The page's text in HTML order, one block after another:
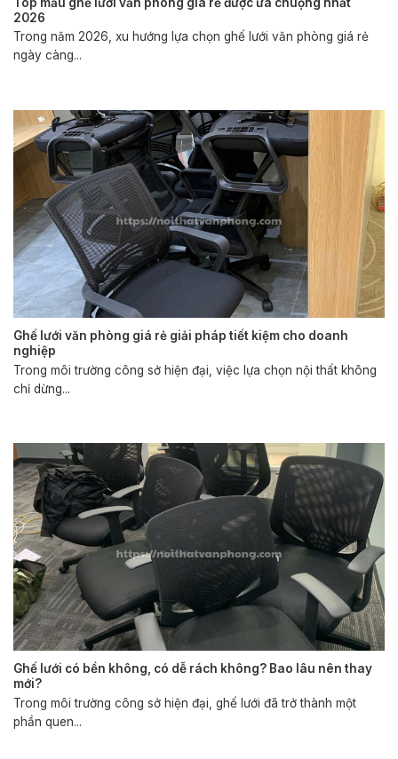
2026
Trong năm 2026, xu hướng lựa chọn ghế lưới văn phòng giá rẻ
ngày càng...
Ghế lưới văn phòng giá rẻ giải pháp tiết kiệm cho doanh
nghiệp
Trong môi trường công sở hiện đại, việc lựa chọn nội thất không
chỉ dừng...
Ghế lưới có bền không, có dễ rách không? Bao lâu nên thay
mới?
Trong môi trường công sở hiện đại, ghế lưới đã trở thành một
phần quen...